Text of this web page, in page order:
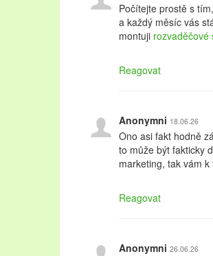
Počítejte prostě s
a každý měsíc vás
montuji rozvaděčové
Reagovat
Anonymni 18.06.26
Ono asi fakt hodně
to může být fakticky
marketing, tak vám
Reagovat
Anonymni 26.06.26